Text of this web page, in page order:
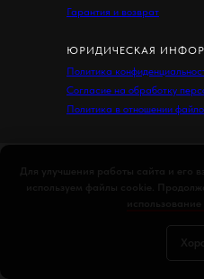
Гарантия и возврат
ЮРИДИЧЕСКАЯ
Политика
Согласие на обработку
Политика в отношении